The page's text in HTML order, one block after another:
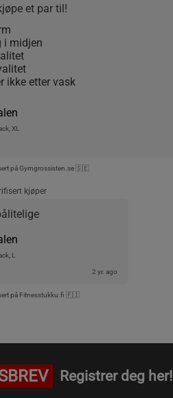
et par til!
i midjen
ikke etter vask
XL
på Gymgrossisten.se 🇸🇪
kjøper
L
2 yr. ago
på Fitnesstukku.fi 🇫🇮
Registrer deg her!